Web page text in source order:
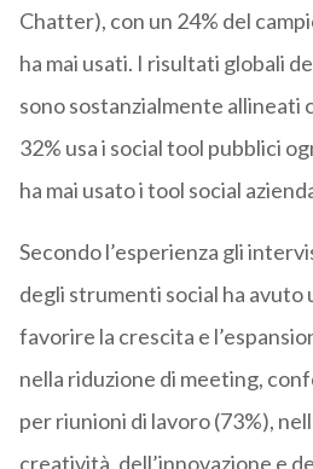
Chatter), con un 24% del
ha mai usati. I risultati globali
sono sostanzialmente allineati
32% usa i social tool pubblici
ha mai usato i tool social
Secondo l’esperienza gli
degli strumenti social ha avuto
favorire la crescita e
nella riduzione di meeting,
per riunioni di lavoro (73%),
creatività, dell’innovazione e